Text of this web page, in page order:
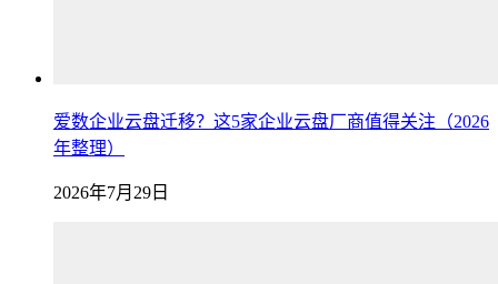
爱数企业云盘迁移？这5家企业云盘厂商值得关注（2026
年整理）
2026年7月29日